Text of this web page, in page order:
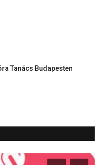
Tanács Budapesten